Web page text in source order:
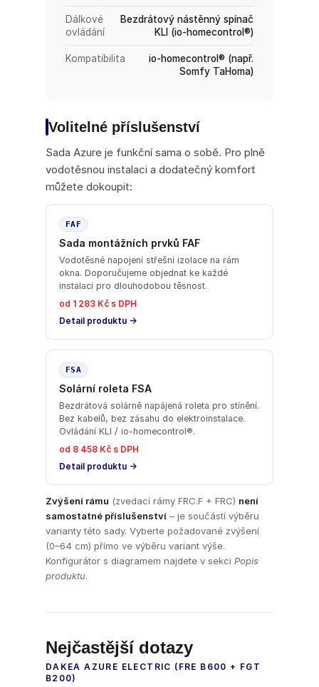
Dálkové
ovládání
Bezdrátový nástěnný spínač
KLI (io-homecontrol®)
Kompatibilita
io-homecontrol® (např.
Somfy TaHoma)
Volitelné příslušenství
Sada Azure je funkční sama o sobě. Pro plně
vodotěsnou instalaci a dodatečný komfort
můžete dokoupit:
FAF
Sada montážních prvků FAF
Vodotěsné napojení střešní izolace na rám
okna. Doporučujeme objednat ke každé
instalaci pro dlouhodobou těsnost.
od 1 283 Kč s DPH
Detail produktu →
FSA
Solární roleta FSA
Bezdrátová solárně napájená roleta pro stínění.
Bez kabelů, bez zásahu do elektroinstalace.
Ovládání KLI / io-homecontrol®.
od 8 458 Kč s DPH
Detail produktu →
Zvýšení rámu (zvedací rámy FRC.F + FRC) není
samostatné příslušenství– je součástí výběru
varianty této sady. Vyberte požadované zvýšení
(0–64 cm) přímo ve výběru variant výše.
Konfigurátor s diagramem najdete v sekci Popis
produktu.
Nejčastější dotazy
DAKEA AZURE ELECTRIC (FRE B600 + FGT
B200)